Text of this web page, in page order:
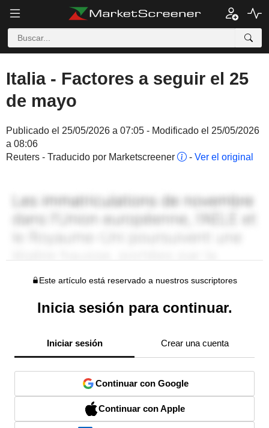
Italia - Factores a seguir el 25
de mayo
Publicado el 25/05/2026 a 07:05 - Modificado el 25/05/2026
a 08:06
Reuters - Traducido por Marketscreener
- Ver el original
Este artículo está reservado a nuestros suscriptores
Inicia sesión para continuar.
Iniciar sesión Crear una cuenta
Continuar con Google
Continuar con Apple